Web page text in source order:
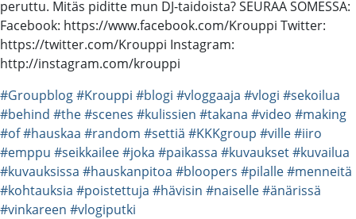
peruttu. Mitäs piditte mun DJ-taidoista? SEURAA SOMESSA:
Facebook: https://www.facebook.com/Krouppi Twitter:
https://twitter.com/Krouppi Instagram:
http://instagram.com/krouppi
#Groupblog#Krouppi #blogi #vloggaaja #vlogi #sekoilua
#behind #the#scenes #kulissien #takana #video #making
#of#hauskaa #random #settiä #KKKgroup #ville#iiro
#emppu #seikkailee#joka #paikassa #kuvaukset#kuvailua
#kuvauksissa #hauskanpitoa #bloopers #pilalle#menneitä
#kohtauksia #poistettuja #hävisin #naiselle#änärissä
#vinkareen #vlogiputki